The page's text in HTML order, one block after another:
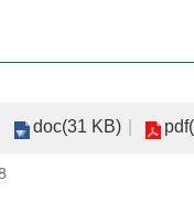
doc(31 KB)